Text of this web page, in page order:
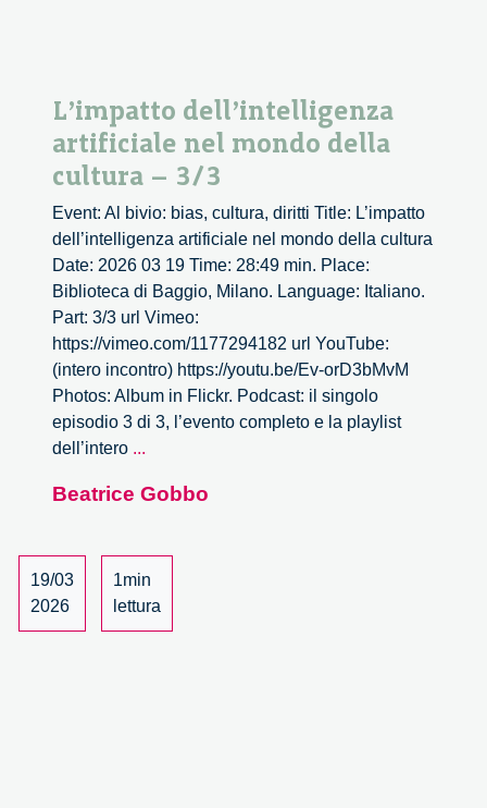
L’impatto dell’intelligenza
artificiale nel mondo della
cultura – 3/3
Event: Al bivio: bias, cultura, diritti Title: L’impatto
dell’intelligenza artificiale nel mondo della cultura
Date: 2026 03 19 Time: 28:49 min. Place:
Biblioteca di Baggio, Milano. Language: Italiano.
Part: 3/3 url Vimeo:
https://vimeo.com/1177294182 url YouTube:
(intero incontro) https://youtu.be/Ev-orD3bMvM
Photos: Album in Flickr. Podcast: il singolo
episodio 3 di 3, l’evento completo e la playlist
dell’intero ...
artificiale
mondo
della
cultura
–
Beatrice Gobbo
19/03
2026
1min
lettura